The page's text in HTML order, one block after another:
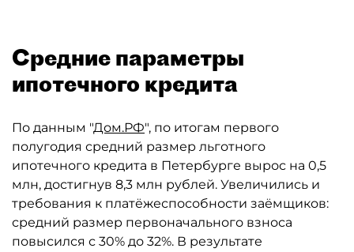
Средние параметры
ипотечного кредита
По данным "Дом.РФ", по итогам первого
полугодия средний размер льготного
ипотечного кредита в Петербурге вырос на 0,5
млн, достигнув 8,3 млн рублей. Увеличились и
требования к платёжеспособности заёмщиков:
средний размер первоначального взноса
повысился с 30% до 32%. В результате